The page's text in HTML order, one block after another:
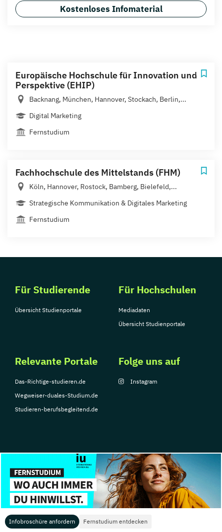
Infobroschüre anfordern Fernstudium entdecken
Kostenloses Infomaterial
Europäische Hochschule für Innovation und
Perspektive (EHIP)
Backnang, München, Hannover, Stockach, Berlin,...
Digital Marketing
Fernstudium
Fachhochschule des Mittelstands (FHM)
Köln, Hannover, Rostock, Bamberg, Bielefeld,...
Strategische Kommunikation & Digitales Marketing
Fernstudium
Für Studierende
Übersicht Studienportale
Für Hochschulen
Mediadaten
Übersicht Studienportale
Relevante Portale
Das-Richtige-studieren.de
Wegweiser-duales-Studium.de
Studieren-berufsbegleitend.de
Folge uns auf
Instagram
© Copyright 2026, TarGroup Media GmbH
Impressum
Datenschutzerklärung Nutzungsbedingungen